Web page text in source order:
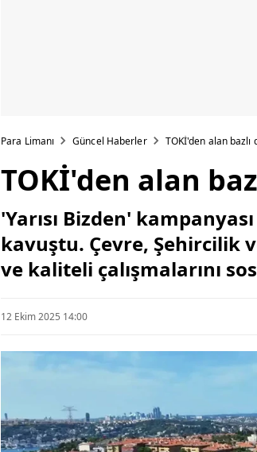
Para Limanı Güncel Haberler TOKİ'den alan bazlı
TOKİ'den alan
'Yarısı Bizden'
kavuştu. Çevre, Şehircilik
ve kaliteli çalışmalarını
12 Ekim 2025 14:00